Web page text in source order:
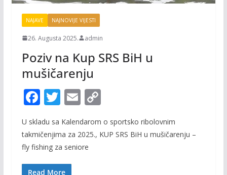
NAJAVE NAJNOVIJE VIJESTI
26. Augusta 2025. admin
Poziv na Kup SRS BiH u
mušičarenju
F
ac
e
b
o
T
w
itt
er
E
m
ai
l
C
p
U skladu sa Kalendarom o sportsko ribolovnim
takmičenjima za 2025., KUP SRS BiH u mušičarenju –
fly fishing za seniore
Read More